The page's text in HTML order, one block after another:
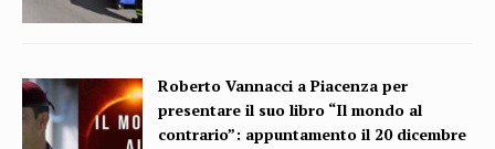
Roberto Vannacci a Piacenza per
presentare il suo libro “Il mondo al
contrario”: appuntamento il 20 dicembre